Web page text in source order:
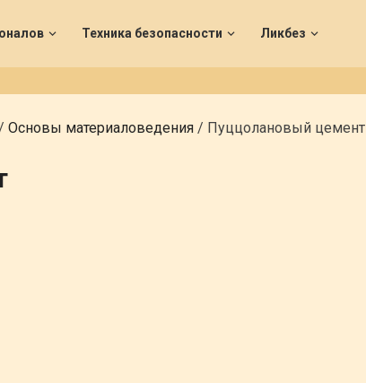
Техника безопасности Ликбез
Основы материаловедения / Пуццолановый цемент